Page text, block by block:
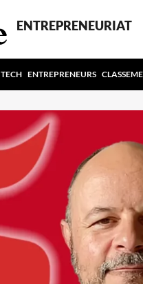
ENTREPRENEURIAT
TECH ENTREPRENEURS